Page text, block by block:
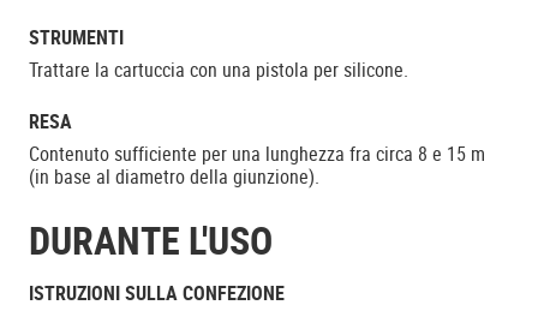
STRUMENTI
Trattare la cartuccia con una pistola per silicone.
RESA
Contenuto sufficiente per una lunghezza fra circa 8 e 15 m
(in base al diametro della giunzione).
DURANTE L'USO
ISTRUZIONI SULLA CONFEZIONE